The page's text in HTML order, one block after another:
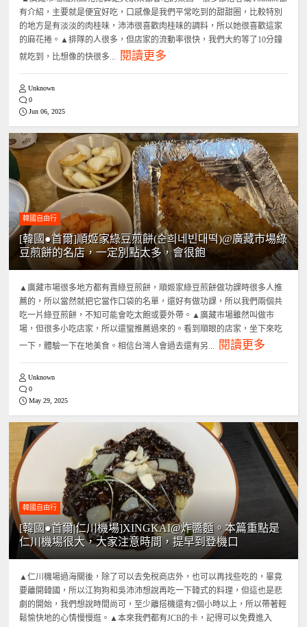
有介紹，主要就是便宜好吃，口感像是我們平常吃到的甜甜圈，比較特別
的地方是有淡淡的肉桂味，沛沛很喜歡肉桂味的調料，所以她很喜歡這家
的麻花捲。▲排隊的人很多，但店家的流動率很快，我們大約等了10分鐘
就吃到，比想像的快很多...
閱讀更多
Unknown
0
Jun 06, 2025
韓國自由行
[韓國●首爾]順姬家綠豆煎餅(순희네빈대떡)@廣藏市場綠
豆煎餅的名店，一定別點太多，會很飽
▲廣藏市場很多地方都有賣綠豆煎餅，順姬家綠豆煎餅做功課時很多人推
薦的，所以當然就把它當作口袋的名單，還好有做功課，所以我們兩個共
吃一片綠豆煎餅，不知可能會吃太飽或要外帶。▲廣藏市場雖然叫做市
場，但很多小吃店家，所以還蠻推薦過來的。看到順眼的店家，坐下來吃
一下，體驗一下在地美食。相信台灣人會過去還有另...
閱讀更多
Unknown
0
May 29, 2025
韓國自由行
[韓國●首爾|仁川機場]XINGKAI@炸醬麵。本篇重點是
仁川機場很大，大家注意時間，提早到登機口
▲仁川機場過海關後，除了可以去免稅商店外，也可以再找些吃的，畢竟
要離開韓國，所以江狗狗和吳沛沛想說再吃一下韓式的料理，但這也是悲
劇的開始，我們想說時間尚可，至少離搭機還有2個小時以上，所以帶著輕
鬆愉快地的心情慢慢逛。▲本來我們都有JCB的卡，記得可以免費進入